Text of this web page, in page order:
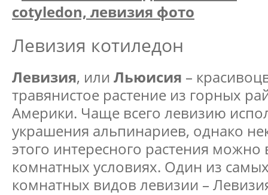
Левизия котиледон
Левизия, или Льюисия –
травянистое растение из горных
Америки. Чаще всего левизию
украшения альпинариев, однако
этого интересного растения
комнатных условиях. Один из
комнатных видов левизии –